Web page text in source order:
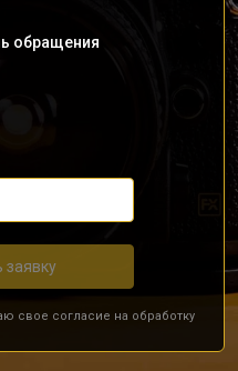
обращения
заявку
свое согласие на обработку